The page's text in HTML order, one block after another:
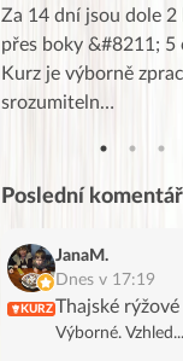
Za 14 dní jsou dole 2
přes boky &#8211; 5
Kurz je výborně
srozumiteln…
Poslední
KURZ
JanaM.
Dnes v 17:19
Thajské
Výborné. Vzhled...